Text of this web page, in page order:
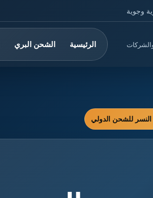
وجوية
الرئيسية الشحن البري